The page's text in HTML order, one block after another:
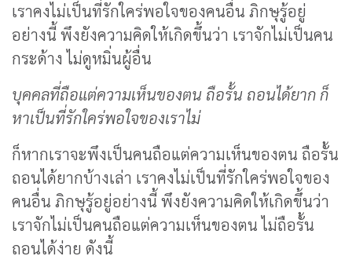
เราคงไม่เป็นที่รักใคร่พอใจของคนอื่น ภิกษุรู้อยู่
อย่างนี้ พึงยังความคิดให้เกิดขึ้นว่า เราจักไม่เป็นคน
กระด้าง ไม่ดูหมิ่นผู้อื่น
บุคคลที่ถือแต่ความเห็นของตน ถือรั้น ถอนได้ยาก ก็
หาเป็นที่รักใคร่พอใจของเราไม่
ก็หากเราจะพึงเป็นคนถือแต่ความเห็นของตน ถือรั้น
ถอนได้ยากบ้างเล่า เราคงไม่เป็นที่รักใคร่พอใจของ
คนอื่น ภิกษุรู้อยู่อย่างนี้ พึงยังความคิดให้เกิดขึ้นว่า
เราจักไม่เป็นคนถือแต่ความเห็นของตน ไม่ถือรั้น
ถอนได้ง่าย ดังนี้